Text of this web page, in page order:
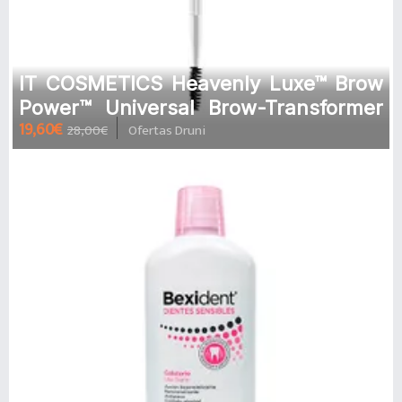
IT COSMETICS Heavenly Luxe™ Brow
Power™ Universal Brow-Transformer
Brush | 1UD Brocha Para Cejas
19,60€ 28,00€ Ofertas Druni